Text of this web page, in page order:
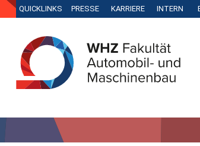
QUICKLINKS PRESSE KARRIERE INTERN